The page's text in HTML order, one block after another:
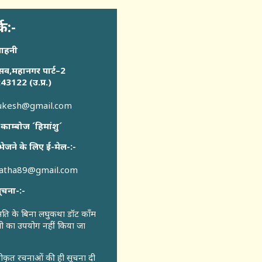
पार्ट–2
(उ.प्र.)
´हिमांशु´
के लिए ई-मेल-:-
:-
के बिना लघुकथा डॉट कॉंम
का उपयोग नहीं किया जा
रचनाओं की ही सूचना दी